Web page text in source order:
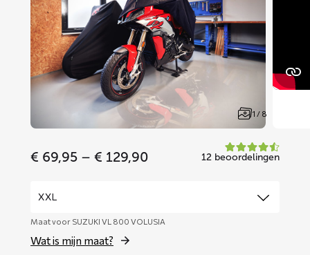
1 / 8
€ 69,95 – € 129,90 12 beoordelingen
Maat voor SUZUKI VL 800 VOLUSIA
Wat is mijn maat?